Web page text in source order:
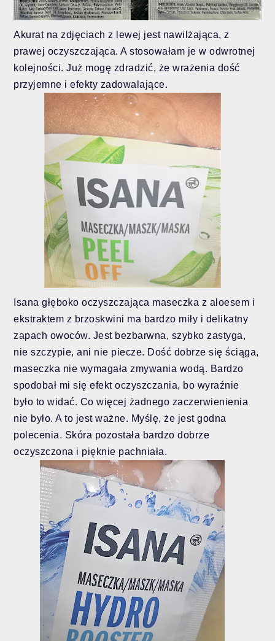
Akurat na zdjęciach z lewej jest nawilżająca, z
prawej oczyszczająca. A stosowałam je w odwrotnej
kolejności. Już mogę zdradzić, że wrażenia dość
przyjemne i efekty zadowalające.
Isana głęboko oczyszczająca maseczka z aloesem i
ekstraktem z brzoskwini ma bardzo miły i delikatny
zapach owoców. Jest bezbarwna, szybko zastyga,
nie szczypie, ani nie piecze. Dość dobrze się ściąga,
maseczka nie wymagała zmywania wodą. Bardzo
spodobał mi się efekt oczyszczania, bo wyraźnie
było to widać. Co więcej żadnego zaczerwienienia
nie było. A to jest ważne. Myślę, że jest godna
polecenia. Skóra pozostała bardzo dobrze
oczyszczona i pięknie pachniała.